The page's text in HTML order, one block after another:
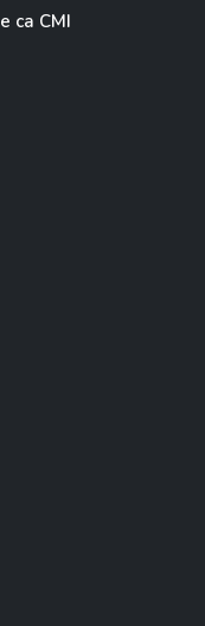
са СМІ